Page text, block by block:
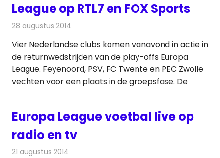
League op RTL7 en FOX Sports
28 augustus 2014
Vier Nederlandse clubs komen vanavond in actie in
de returnwedstrijden van de play-offs Europa
League. Feyenoord, PSV, FC Twente en PEC Zwolle
vechten voor een plaats in de groepsfase. De
Europa League voetbal live op
radio en tv
21 augustus 2014